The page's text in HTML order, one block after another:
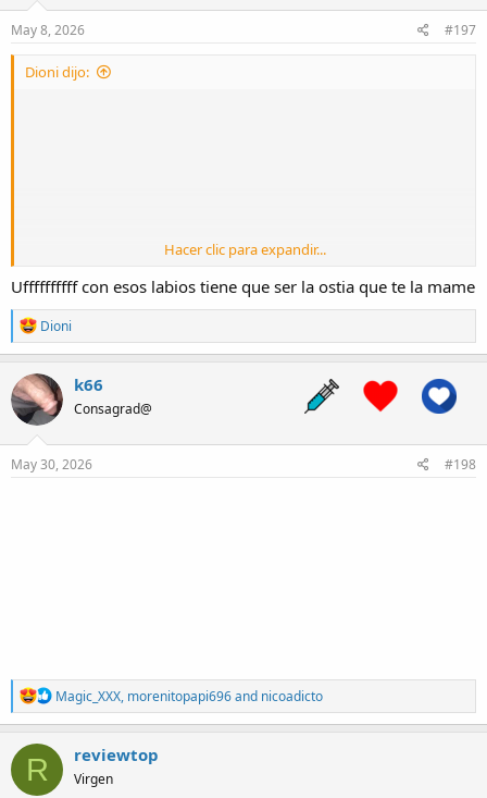
n
s
May 8, 2026 #197
Dioni dijo:
Hacer clic para expandir...
Uffffffffff con esos labios tiene que ser la ostia que te la mame
R
e
a
c
t
i
o
n
s
Dioni
k66
Consagrad@
May 30, 2026 #198
R
e
a
c
i
Magic_XXX, morenitopapi696and nicoadicto
R reviewtop
Virgen